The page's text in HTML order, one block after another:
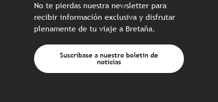
No te pierdas nuestra newsletter para
recibir información exclusiva y disfrutar
plenamente de tu viaje a Bretaña.
Suscríbase a nuestro boletín de
noticias